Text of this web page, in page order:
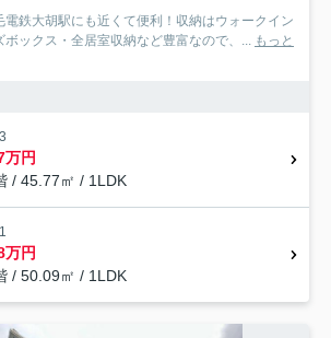
電鉄大胡駅にも近くて便利！収納はウォークイン
ボックス・全居室収納など豊富なので、... もっと
万円
/ 45.77㎡ / 1LDK
万円
/ 50.09㎡ / 1LDK